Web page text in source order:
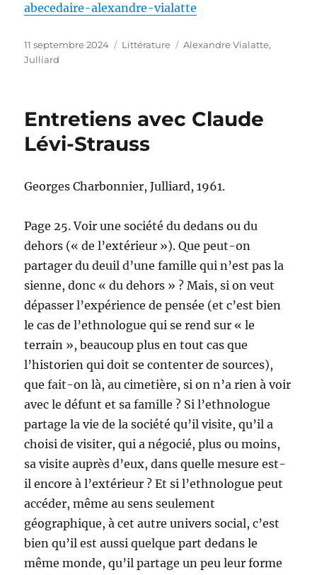
abecedaire-alexandre-vialatte
Publié
le
11 septembre 2024 Catégories
Littérature Étiquettes
Alexandre Vialatte,
Julliard
Entretiens avec Claude
Lévi-Strauss
Georges Charbonnier, Julliard, 1961.
Page 25. Voir une société du dedans ou du
dehors (« de l’extérieur »). Que peut-on
partager du deuil d’une famille qui n’est pas la
sienne, donc « du dehors » ? Mais, si on veut
dépasser l’expérience de pensée (et c’est bien
le cas de l’ethnologue qui se rend sur « le
terrain », beaucoup plus en tout cas que
l’historien qui doit se contenter de sources),
que fait-on là, au cimetière, si on n’a rien à voir
avec le défunt et sa famille ? Si l’ethnologue
partage la vie de la société qu’il visite, qu’il a
choisi de visiter, qui a négocié, plus ou moins,
sa visite auprès d’eux, dans quelle mesure est-
il encore à l’extérieur ? Et si l’ethnologue peut
accéder, même au sens seulement
géographique, à cet autre univers social, c’est
bien qu’il est aussi quelque part dedans le
même monde, qu’il partage un peu leur forme